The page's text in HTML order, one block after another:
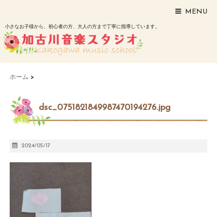
MENU
小さなお子様から、初心者の方、大人の方まで丁寧に指導しています。
ホーム >
dsc_0751821849987470194276.jpg
2024/05/17